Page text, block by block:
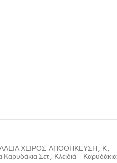
ΧΕΙΡΟΣ-ΑΠΟΘΗΚΕΥΣΗ, Κ,
Καρυδάκια Σετ, Κλειδιά – Καρυδάκια